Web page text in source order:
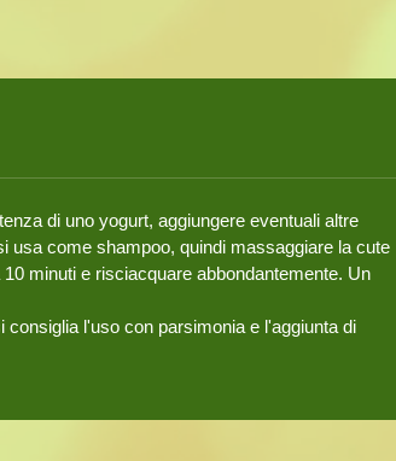
Ricino, che viene lasciato agire per 2 o 3
impacco con Shikakai.
Confezione da 100 gr.
di uno yogurt, aggiungere eventuali altre
usa come shampoo, quindi massaggiare la cute
minuti e risciacquare abbondantemente. Un
l'uso con parsimonia e l'aggiunta di